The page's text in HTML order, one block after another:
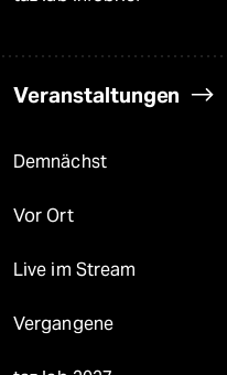
Veranstaltungen
Demnächst
Vor Ort
Live im Stream
Vergangene